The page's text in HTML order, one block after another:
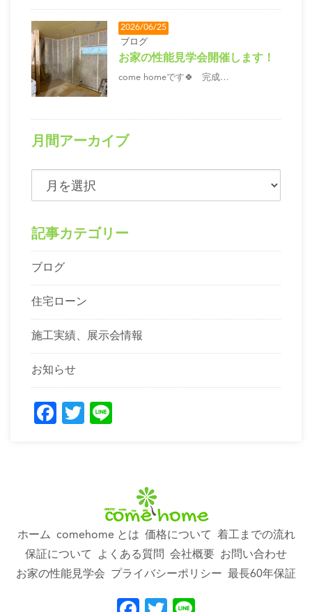
2026/06/25
ブログ
お家の性能見学会開催します！
come homeです🍀 完成…
月間アーカイブ
記事カテゴリー
ブログ
住宅ローン
施工実績、展示会情報
お知らせ
Facebook
Twitter
ホーム comehome とは 価格について
着工までの流れ
保証について
よくある質問 会社概要 お問い合わせ
お家の性能見学会
プライバシーポリシー 最長60年保証